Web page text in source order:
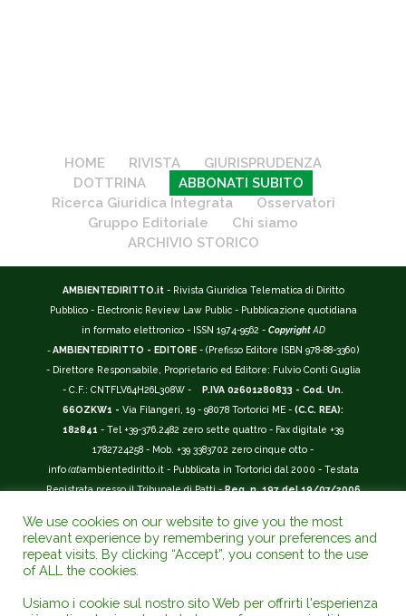
HOME RIVISTA
GIURISPRUDENZA
DOTTRINA
ABBONATI SUBITO
Ricerca Giuridica Integrata
Osservatori
Gruppo Editoriale
Chi siamo
ARCHIVIO STORICO
AMBIENTEDIRITTO.it - Rivista Giuridica Telematica di Diritto
Pubblico - Electronic Review Law Public - Pubblicazione quotidiana
in formato elettronico - ISSN 1974-9562 - Copyright AD
-AMBIENTEDIRITTO - EDITORE - (Prefisso Editore ISBN 978-88-3360)
- Direttore Responsabile, Proprietario ed Editore: Fulvio Conti Guglia
- C.F.: CNTFLV64H26L308W -
P.IVA 02601280833 - Cod. Un.
66OZKW1 - Via Filangeri, 19 - 98078 Tortorici ME - (C.C. REA):
182841 - Tel +39-376.2482 zero sette quattro - Fax digitale +39
1782724258 - Mob. +39 3383702 zero cinque otto -
info(at)ambientediritto.it - Pubblicata in Tortorici dal 2000 - Testata
Registrata presso il Tribunale di Patti -Reg. n. 197 del 19/07/2006
__________
La Rivista Giuridica AMBIENTEDIRITTO.IT ISSN 1974-9562
riconosciuta ed inserita nell'Area 12 - (
Universitario e della Ricerca (D.P.R. n.76/2010). Valutazione della Qualità della
We use cookies on our website to give you the most
relevant experience by remembering your preferences and
repeat visits. By clicking “Accept”, you consent to the use
of ALL the cookies.
Usiamo i cookie sul nostro sito Web per offrirti l'esperienza